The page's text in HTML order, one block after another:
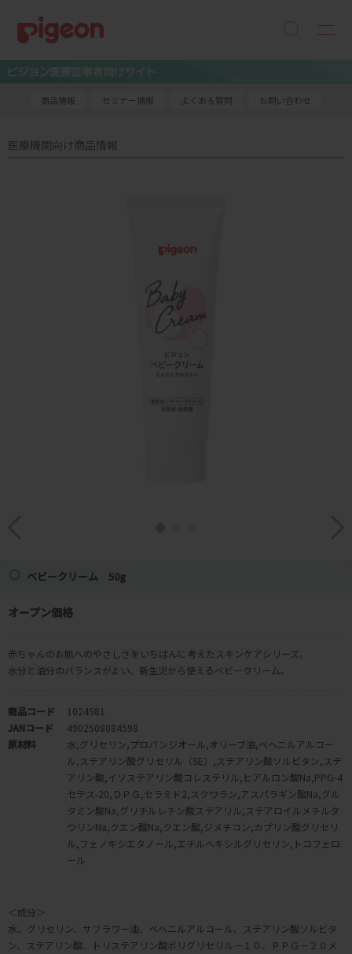
商品情報 セミナー情報 よくある質問 お問い合わせ
医療機関向け商品情報
ベビークリーム 50g
オープン価格
赤ちゃんのお肌へのやさしさをいちばんに考えたスキンケアシリーズ。
水分と油分のバランスがよい、新生児から使えるベビークリーム。
商品コード
1024581
JANコード
4902508084598
原材料
水,グリセリン,プロパンジオール,オリーブ油,ベヘニルアルコー
ル,ステアリン酸グリセリル（SE）,ステアリン酸ソルビタン,ステ
アリン酸,イソステアリン酸コレステリル,ヒアルロン酸Na,PPG-4
セテス-20,ＤＰＧ,セラミド2,スクワラン,アスパラギン酸Na,グル
タミン酸Na,グリチルレチン酸ステアリル,ステアロイルメチルタ
ウリンNa,クエン酸Na,クエン酸,ジメチコン,カプリン酸グリセリ
ル,フェノキシエタノール,エチルヘキシルグリセリン,トコフェロ
ール
＜成分＞
水、グリセリン、サフラワー油、ベヘニルアルコール、ステアリン酸ソルビタ
ン、ステアリン酸、トリステアリン酸ポリグリセリル－１０、ＰＰＧ－２０メ